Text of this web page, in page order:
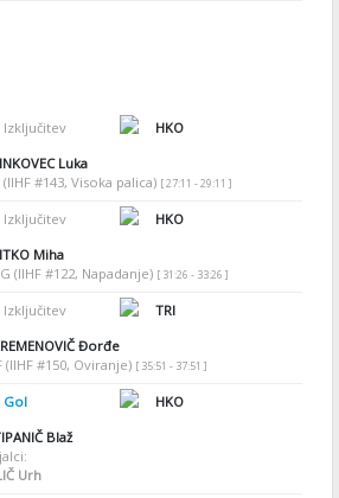
Izključitev
HKO
Luka
(IIHF #143, Visoka palica) [ 27:11 - 29:11 ]
Izključitev
HKO
Miha
(IIHF #122, Napadanje) [ 31:26 - 33:26 ]
Izključitev
TRI
Đorđe
(IIHF #150, Oviranje) [ 35:51 - 37:51 ]
Gol
HKO
Blaž
Urh